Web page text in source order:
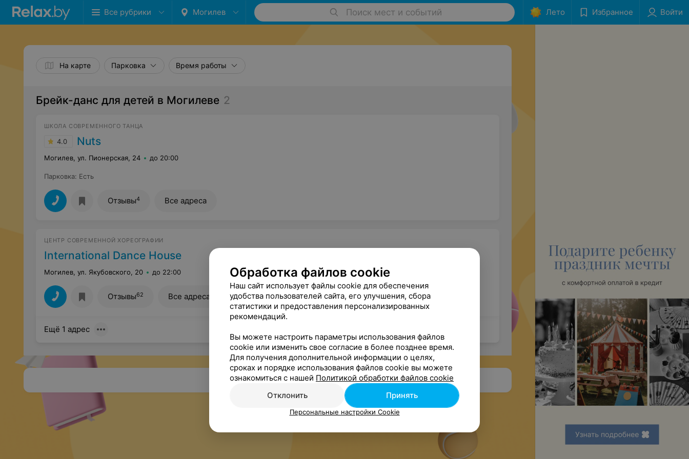
Все рубрики Могилев Поиск мест и событий Лето Избранное Войти
На карте Парковка Время работы
Брейк-данс для детей в Могилеве 2
ШКОЛА СОВРЕМЕННОГО ТАНЦА
4.0 Nuts
Могилев, ул. Пионерская, 24 до 20:00
Парковка: Есть
Отзывы4 Все адреса
ЦЕНТР СОВРЕМЕННОЙ ХОРЕОГРАФИИ
International Dance House
Могилев, ул. Якубовского, 20 до 22:00
Отзывы62 Все адреса
Ещё 1 адрес
Обработка файлов cookie
Наш сайт использует файлы cookie для обеспечения
удобства пользователей сайта, его улучшения, сбора
статистики и предоставления персонализированных
рекомендаций.
Вы можете настроить параметры использования файлов
cookie или изменить свое согласие в более позднее время.
Для получения дополнительной информации о целях,
сроках и порядке использования файлов cookie вы можете
ознакомиться с нашей Политикой обработки файлов cookie
Отклонить
Принять
Персональные настройки Cookie